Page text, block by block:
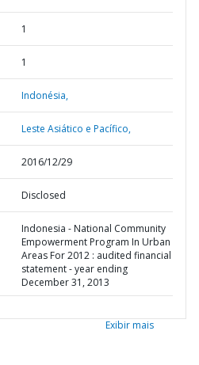
1
1
Indonésia,
Leste Asiático e Pacífico,
2016/12/29
Disclosed
Indonesia - National Community
Empowerment Program In Urban
Areas For 2012 : audited financial
statement - year ending
December 31, 2013
Exibir mais